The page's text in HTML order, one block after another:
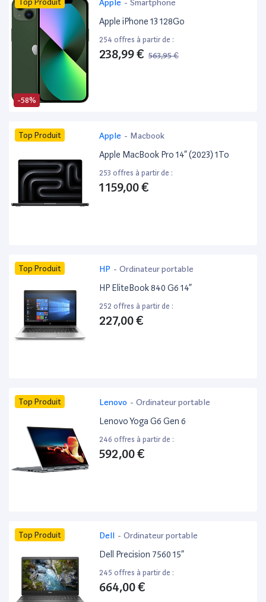
-58%
Apple - Smartphone
Apple iPhone 13 128Go
254 offres à partir de :
238,99 € 563,95 €
Top Produit Apple - Macbook
Apple MacBook Pro 14” (2023) 1To
253 offres à partir de :
1 159,00 €
Top Produit HP - Ordinateur portable
HP EliteBook 840 G6 14”
252 offres à partir de :
227,00 €
Top Produit Lenovo - Ordinateur portable
Lenovo Yoga G6 Gen 6
246 offres à partir de :
592,00 €
Top Produit Dell - Ordinateur portable
Dell Precision 7560 15”
245 offres à partir de :
664,00 €